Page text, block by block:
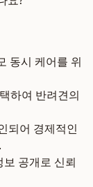
동시 케어를 위
하여 반려견의
되어 경제적인
공개로 신뢰